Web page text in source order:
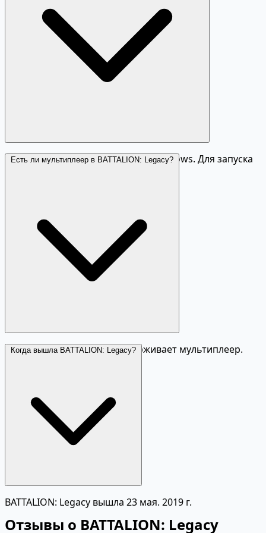
BATTALION: Legacy доступна на Windows. Для запуска
Есть ли мультиплеер в BATTALION: Legacy?
Да, BATTALION: Legacy поддерживает мультиплеер.
Когда вышла BATTALION: Legacy?
BATTALION: Legacy вышла 23 мая. 2019 г.
Отзывы о BATTALION: Legacy